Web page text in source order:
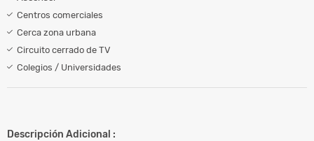
Centros comerciales
Cerca zona urbana
Circuito cerrado de TV
Colegios / Universidades
Descripción Adicional :